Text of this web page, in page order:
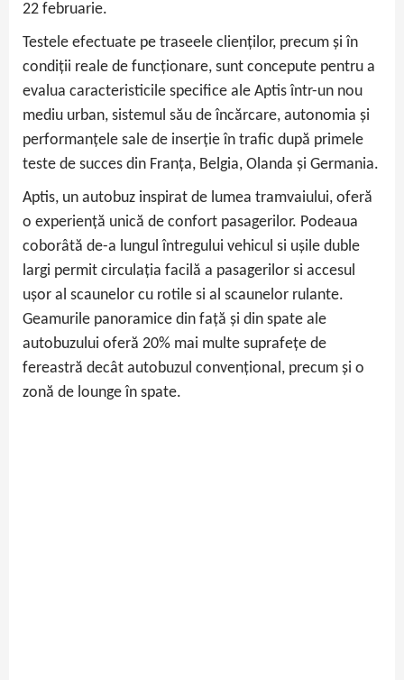
22 februarie.
Testele efectuate pe traseele clienților, precum și în
condiții reale de funcționare, sunt concepute pentru a
evalua caracteristicile specifice ale Aptis într-un nou
mediu urban, sistemul său de încărcare, autonomia și
performanțele sale de inserție în trafic după primele
teste de succes din Franța, Belgia, Olanda și Germania.
Aptis, un autobuz inspirat de lumea tramvaiului, oferă
o experiență unică de confort pasagerilor. Podeaua
coborâtă de-a lungul întregului vehicul si ușile duble
largi permit circulația facilă a pasagerilor si accesul
ușor al scaunelor cu rotile si al scaunelor rulante.
Geamurile panoramice din față și din spate ale
autobuzului oferă 20% mai multe suprafețe de
fereastră decât autobuzul convențional, precum și o
zonă de lounge în spate.